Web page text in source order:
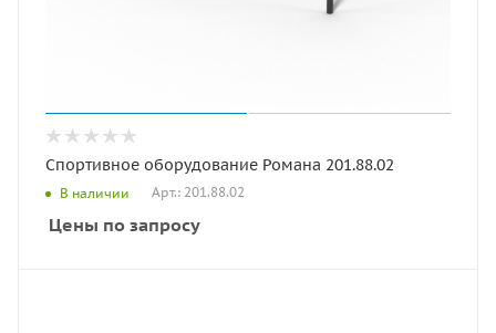
Спортивное оборудование Романа 201.88.02
В наличии Арт.: 201.88.02
Цены по запросу